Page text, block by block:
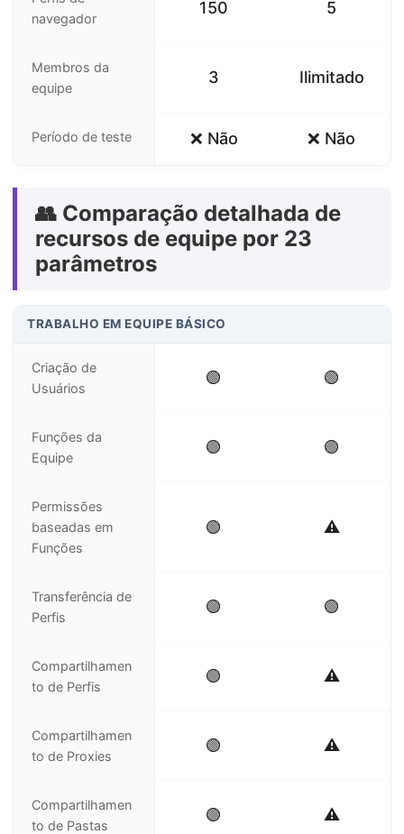
navegador
150 5
Membros da
equipe
3 Ilimitado
Período de teste ❌ Não ❌ Não
👥 Comparação detalhada de
recursos de equipe por 23
parâmetros
TRABALHO EM EQUIPE BÁSICO
Criação de
Usuários
🟢 🟢
Funções da
Equipe
🟢 🟢
Permissões
baseadas em
Funções
🟢 ⚠️
Transferência de
Perfis
🟢 🟢
Compartilhamen
to de Perfis
🟢 ⚠️
Compartilhamen
to de Proxies
🟢 ⚠️
Compartilhamen
to de Pastas
🟢 ⚠️